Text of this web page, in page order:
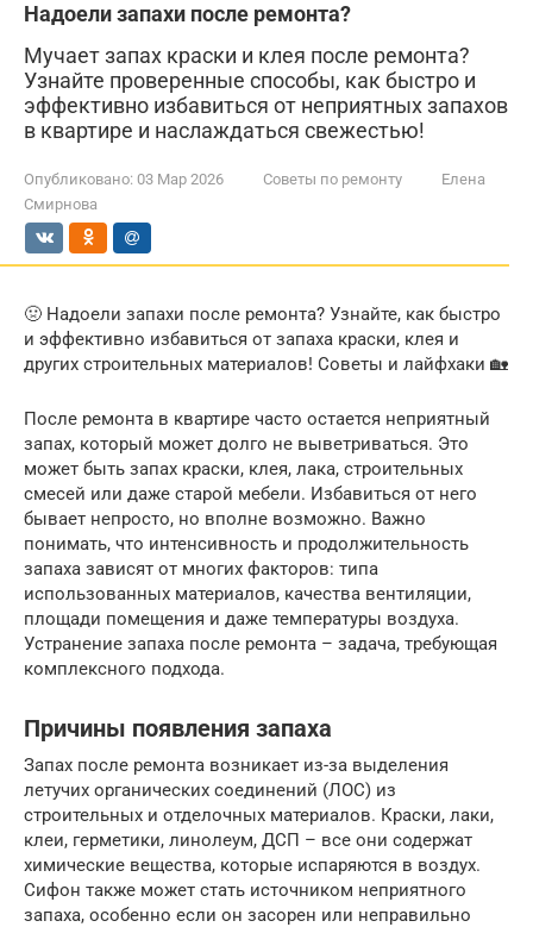
Надоели запахи после ремонта?
Мучает запах краски и клея после ремонта?
Узнайте проверенные способы, как быстро и
эффективно избавиться от неприятных запахов
в квартире и наслаждаться свежестью!
Опубликовано: 03 Мар 2026 Советы по ремонту
Елена
Смирнова
🤢 Надоели запахи после ремонта? Узнайте, как быстро
и эффективно избавиться от запаха краски, клея и
других строительных материалов! Советы и лайфхаки 🏡
После ремонта в квартире часто остается неприятный
запах, который может долго не выветриваться. Это
может быть запах краски, клея, лака, строительных
смесей или даже старой мебели. Избавиться от него
бывает непросто, но вполне возможно. Важно
понимать, что интенсивность и продолжительность
запаха зависят от многих факторов: типа
использованных материалов, качества вентиляции,
площади помещения и даже температуры воздуха.
Устранение запаха после ремонта – задача, требующая
комплексного подхода.
Причины появления запаха
Запах после ремонта возникает из-за выделения
летучих органических соединений (ЛОС) из
строительных и отделочных материалов. Краски, лаки,
клеи, герметики, линолеум, ДСП – все они содержат
химические вещества, которые испаряются в воздух.
Сифон также может стать источником неприятного
запаха, особенно если он засорен или неправильно